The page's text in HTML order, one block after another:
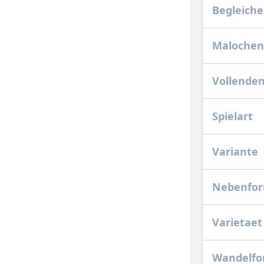
Malochen
Vollenden
Spielart
Variante
Varietaet